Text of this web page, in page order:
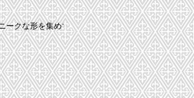
ークな形を集めて